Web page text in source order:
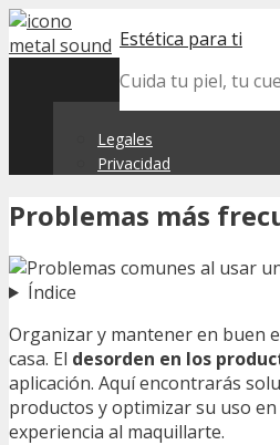
Skip
to
Estética para ti
Cuida tu piel, tu
Legales
Privacidad
Problemas más
Índice
Organizar y mantener en buen
casa. El desorden en los
aplicación. Aquí encontrarás
productos y optimizar su uso
experiencia al maquillarte.